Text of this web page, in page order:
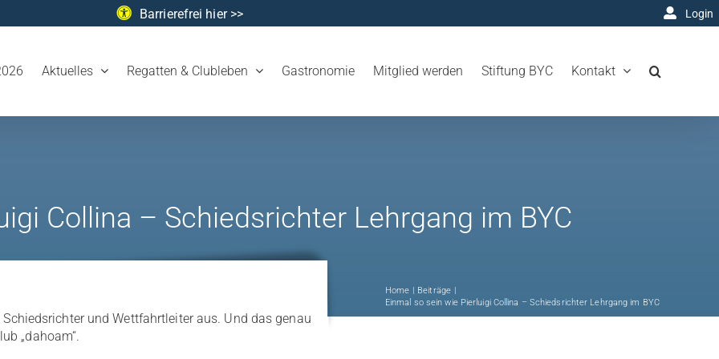
Barrierefrei hier >> Login
Aktuelles Regatten & Clubleben Gastronomie Mitglied werden Stiftung BYC Kontakt
Collina – Schiedsrichter Lehrgang im BYC
Home
Beiträge
Einmal so sein wie Pierluigi Collina – Schiedsrichter Lehrgang im BYC
und Wettfahrtleiter aus. Und das genau
„dahoam“.